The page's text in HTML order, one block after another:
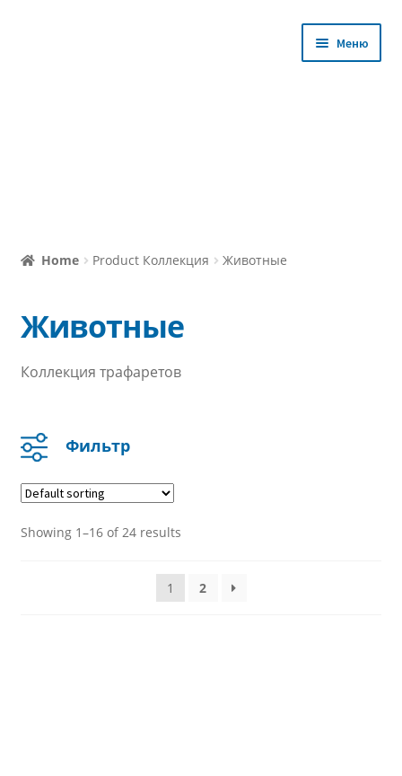
Меню
Избранное
Личный кабинет
Home Product Коллекция Животные
Животные
Коллекция трафаретов
Фильтр
Категория
Квесты
Трафареты для 3D ручки
Showing 1–16 of 24 results
1 2